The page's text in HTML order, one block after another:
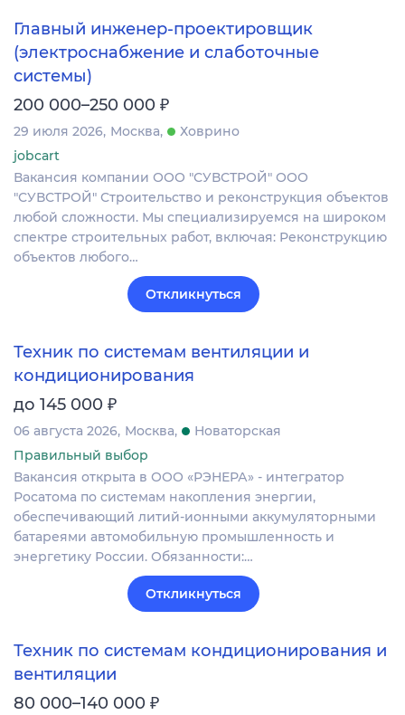
Главный инженер‑проектировщик
(электроснабжение и слаботочные
системы)
200 000–250 000 ₽
29 июля 2026 Москва
Ховрино
jobcart
Вакансия компании ООО "СУВСТРОЙ" ООО
"СУВСТРОЙ" Строительство и реконструкция объектов
любой сложности. Мы специализируемся на широком
спектре строительных работ, включая: Реконструкцию
объектов любого…
Откликнуться
Техник по системам вентиляции и
кондиционирования
до 145 000 ₽
06 августа 2026 Москва
Новаторская
Правильный выбор
Вакансия открыта в ООО «РЭНЕРА» - интегратор
Росатома по системам накопления энергии,
обеспечивающий литий-ионными аккумуляторными
батареями автомобильную промышленность и
энергетику России. Обязанности:…
Откликнуться
Техник по системам кондиционирования и
вентиляции
80 000–140 000 ₽